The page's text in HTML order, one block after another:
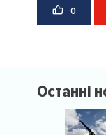
0
Останні